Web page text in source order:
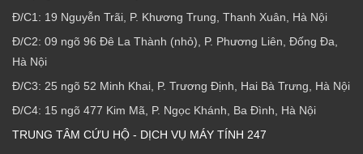
Đ/C1: 19 Nguyễn Trãi, P. Khương Trung, Thanh Xuân, Hà Nội
Đ/C2: 09 ngõ 96 Đê La Thành (nhỏ), P. Phương Liên, Đống Đa,
Hà Nội
Đ/C3: 25 ngõ 52 Minh Khai, P. Trương Định, Hai Bà Trưng, Hà Nội
Đ/C4: 15 ngõ 477 Kim Mã, P. Ngọc Khánh, Ba Đình, Hà Nội
TRUNG TÂM CỨU HỘ - DỊCH VỤ MÁY TÍNH 247